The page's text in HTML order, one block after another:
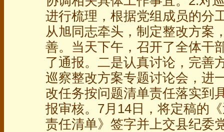
进行梳理，根据党组成员的分
从旭同志牵头，制定整改方案
善。当天下午，召开了全体干
了通报。二是认真讨论，完善
巡察整改方案专题讨论会，进
改任务按问题清单责任落实到
报审核。7月14日，将定稿的
责任清单》签字并上交县纪委